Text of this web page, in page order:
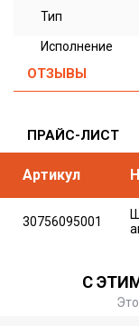
Тип
Исполнение
ОТЗЫВЫ
ПРАЙС-ЛИСТ
Артикул
30756095001
С